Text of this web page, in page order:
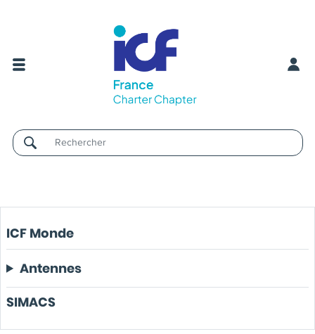
Username
ICF Monde
Antennes
SIMACS